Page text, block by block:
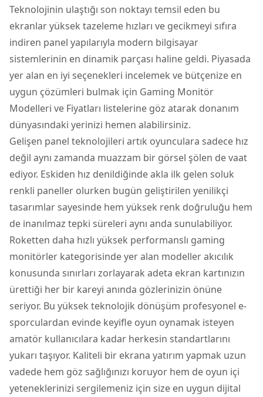
Teknolojinin ulaştığı son noktayı temsil eden bu
ekranlar yüksek tazeleme hızları ve gecikmeyi sıfıra
indiren panel yapılarıyla modern bilgisayar
sistemlerinin en dinamik parçası haline geldi. Piyasada
yer alan en iyi seçenekleri incelemek ve bütçenize en
uygun çözümleri bulmak için Gaming Monitör
Modelleri ve Fiyatları listelerine göz atarak donanım
dünyasındaki yerinizi hemen alabilirsiniz.
Gelişen panel teknolojileri artık oyunculara sadece hız
değil aynı zamanda muazzam bir görsel şölen de vaat
ediyor. Eskiden hız denildiğinde akla ilk gelen soluk
renkli paneller olurken bugün geliştirilen yenilikçi
tasarımlar sayesinde hem yüksek renk doğruluğu hem
de inanılmaz tepki süreleri aynı anda sunulabiliyor.
Roketten daha hızlı yüksek performanslı gaming
monitörler kategorisinde yer alan modeller akıcılık
konusunda sınırları zorlayarak adeta ekran kartınızın
ürettiği her bir kareyi anında gözlerinizin önüne
seriyor. Bu yüksek teknolojik dönüşüm profesyonel e-
sporculardan evinde keyifle oyun oynamak isteyen
amatör kullanıcılara kadar herkesin standartlarını
yukarı taşıyor. Kaliteli bir ekrana yatırım yapmak uzun
vadede hem göz sağlığınızı koruyor hem de oyun içi
yeteneklerinizi sergilemeniz için size en uygun dijital